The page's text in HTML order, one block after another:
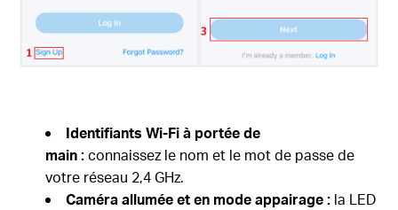
Identifiants Wi-Fi à portée de
main :connaissez le nom et le mot de passe de
votre réseau 2,4 GHz.
Caméra allumée et en mode appairage : la LED